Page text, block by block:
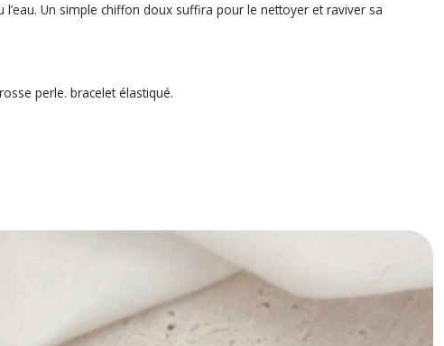
Un simple chiffon doux suffira pour le nettoyer et raviver sa
perle. bracelet élastiqué.